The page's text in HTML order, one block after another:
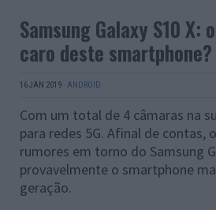
Samsung Galaxy S10 X:
caro deste smartphone?
16 JAN 2019 · ANDROID
Com um total de 4 câmaras na
para redes 5G. Afinal de contas,
rumores em torno do Samsung
provavelmente o smartphone
geração.